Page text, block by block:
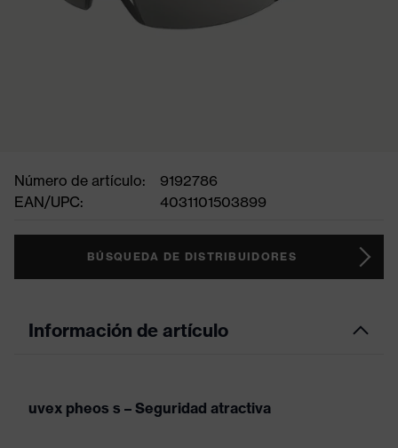
Número de artículo:
9192786
EAN/UPC:
4031101503899
BÚSQUEDA DE DISTRIBUIDORES
Información de artículo
uvex pheos s – Seguridad atractiva